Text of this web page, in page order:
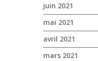
juin 2021
mai 2021
avril 2021
mars 2021